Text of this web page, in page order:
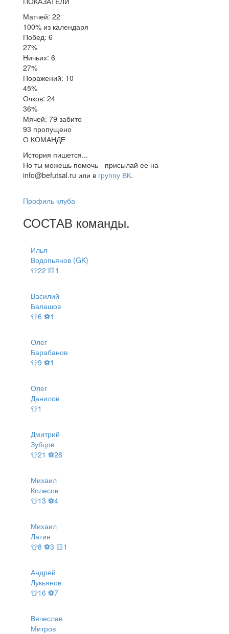
Матчей: 22
100% из календаря
Побед: 6
27%
Ничьих: 6
27%
Поражений: 10
45%
Очков: 24
36%
Мячей: 79 забито
93 пропущено
О КОМАНДЕ
История пишется...
Но ты можешь помочь - присылай ее на
info@befutsal.ru или в группу ВК.
Профиль клуба
СОСТАВ команды.
Илья
Водопьянов (GK)
👕22 🟨1
Василий
Балашов
👕6 ⚽1
Олег
Барабанов
👕9 ⚽1
Олег
Данилов
👕1
Дмитрий
Зубцов
👕21 ⚽28
Михаил
Колесов
👕13 ⚽4
Михаил
Латин
👕8 ⚽3 🟨1
Андрей
Лукьянов
👕16 ⚽7
Вячеслав
Митров